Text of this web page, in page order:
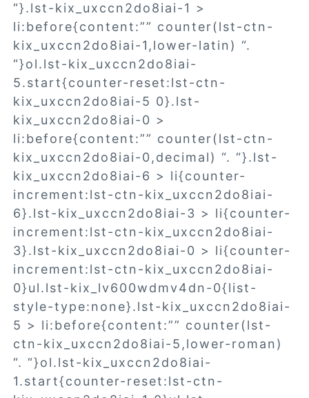
“}.lst-kix_uxccn2do8iai-1 >
li:before{content:”” counter(lst-ctn-
kix_uxccn2do8iai-1,lower-latin) “.
“}ol.lst-kix_uxccn2do8iai-
5.start{counter-reset:lst-ctn-
kix_uxccn2do8iai-5 0}.lst-
kix_uxccn2do8iai-0 >
li:before{content:”” counter(lst-ctn-
kix_uxccn2do8iai-0,decimal) “. “}.lst-
kix_uxccn2do8iai-6 > li{counter-
increment:lst-ctn-kix_uxccn2do8iai-
6}.lst-kix_uxccn2do8iai-3 > li{counter-
increment:lst-ctn-kix_uxccn2do8iai-
3}.lst-kix_uxccn2do8iai-0 > li{counter-
increment:lst-ctn-kix_uxccn2do8iai-
0}ul.lst-kix_lv600wdmv4dn-0{list-
style-type:none}.lst-kix_uxccn2do8iai-
5 > li:before{content:”” counter(lst-
ctn-kix_uxccn2do8iai-5,lower-roman)
“. “}ol.lst-kix_uxccn2do8iai-
1.start{counter-reset:lst-ctn-